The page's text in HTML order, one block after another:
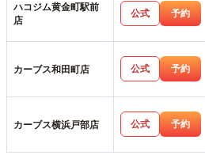
ハコジム黄金町駅前
店
公式 予約
カーブス和田町店 公式 予約
カーブス横浜戸部店 公式 予約